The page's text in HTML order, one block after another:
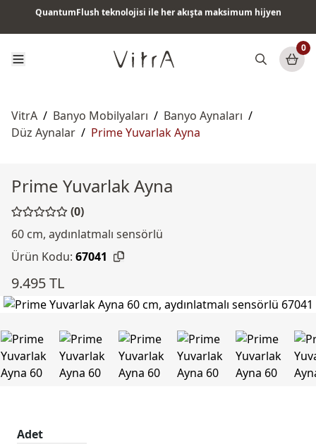
QuantumFlush teknolojisi ile her akışta maksimum hijyen
0
VitrA / Banyo Mobilyaları / Banyo Aynaları /
Düz Aynalar / Prime Yuvarlak Ayna
Prime Yuvarlak Ayna
(0)
60 cm, aydınlatmalı sensörlü
Ürün Kodu: 67041
9.495 TL
Adet